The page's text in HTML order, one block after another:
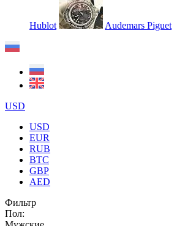
Hublot Audemars Piguet
USD
USD
EUR
RUB
BTC
GBP
AED
Фильтр
Пол: